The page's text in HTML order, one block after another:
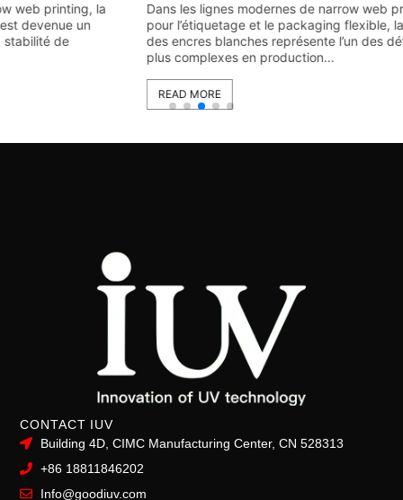
Dans les lignes modernes de narrow web printing utilisées
pour l’étiquetage et le packaging flexible, la polymérisation
des encres blanches représente l’un des défis techniques les
plus complexes en production...
CONTACT IUV
Building 4D, CIMC Manufacturing Center, CN 528313
+86 18811846202
Info@goodiuv.com